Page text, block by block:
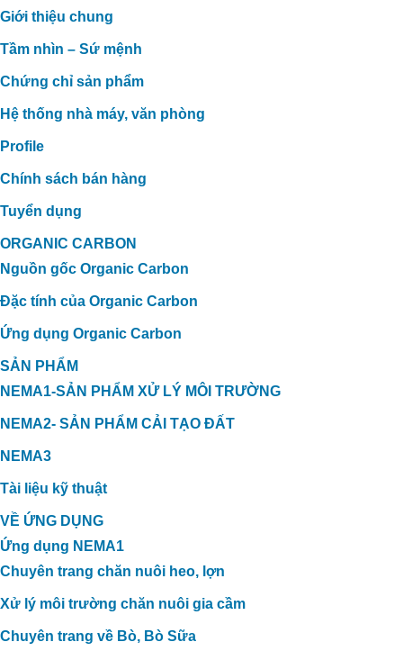
Giới thiệu chung
Tầm nhìn – Sứ mệnh
Chứng chỉ sản phẩm
Hệ thống nhà máy, văn phòng
Profile
Chính sách bán hàng
Tuyển dụng
ORGANIC CARBON
Nguồn gốc Organic Carbon
Đặc tính của Organic Carbon
Ứng dụng Organic Carbon
SẢN PHẨM
NEMA1-SẢN PHẨM XỬ LÝ MÔI TRƯỜNG
NEMA2- SẢN PHẨM CẢI TẠO ĐẤT
NEMA3
Tài liệu kỹ thuật
VỀ ỨNG DỤNG
Ứng dụng NEMA1
Chuyên trang chăn nuôi heo, lợn
Xử lý môi trường chăn nuôi gia cầm
Chuyên trang về Bò, Bò Sữa